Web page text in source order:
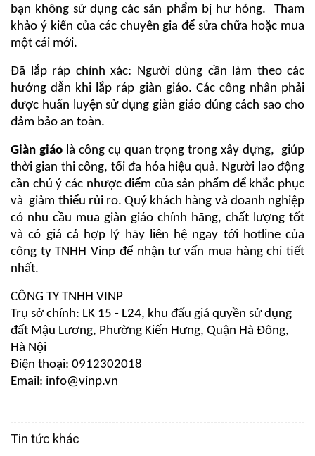
bạn không sử dụng các sản phẩm bị hư hỏng. Tham
khảo ý kiến ​​của các chuyên gia để sửa chữa hoặc mua
một cái mới.
Đã lắp ráp chính xác: Người dùng cần làm theo các
hướng dẫn khi lắp ráp giàn giáo. Các công nhân phải
được huấn luyện sử dụng giàn giáo đúng cách sao cho
đảm bảo an toàn.
Giàn giáolà công cụ quan trọng trong xây dựng, giúp
thời gian thi công, tối đa hóa hiệu quả. Người lao động
cần chú ý các nhược điểm của sản phẩm để khắc phục
và giảm thiểu rủi ro. Quý khách hàng và doanh nghiệp
có nhu cầu mua giàn giáo chính hãng, chất lượng tốt
và có giá cả hợp lý hãy liên hệ ngay tới hotline của
công ty TNHH Vinp để nhận tư vấn mua hàng chi tiết
nhất.
CÔNG TY TNHH VINP
Trụ sở chính: LK 15 - L24, khu đấu giá quyền sử dụng
đất Mậu Lương, Phường Kiến Hưng, Quận Hà Đông,
Hà Nội
Điện thoại: 0912302018
Email: info@vinp.vn
Tin tức khác